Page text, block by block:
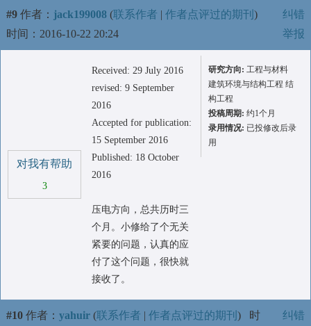
#9 作者： jack199008 (联系作者 | 作者点评过的期刊 )
时间：2016-10-22 20:24
纠错
举报
对我有帮助
3
Received: 29 July 2016
revised: 9 September
2016
Accepted for publication:
15 September 2016
Published: 18 October
2016
压电方向，总共历时三
个月。小修给了个无关
紧要的问题，认真的应
付了这个问题，很快就
接收了。
研究方向: 工程与材料
建筑环境与结构工程 结
构工程
投稿周期: 约1个月
录用情况: 已投修改后录
用
#10 作者： yahuir (联系作者 | 作者点评过的期刊 ) 时
纠错